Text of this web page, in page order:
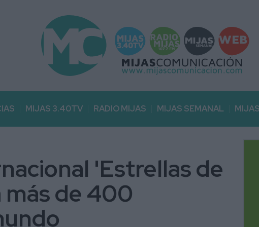
MIJAS 3.40TV RADIO MIJAS MIJAS SEMANAL
'Estrellas de
más de 400